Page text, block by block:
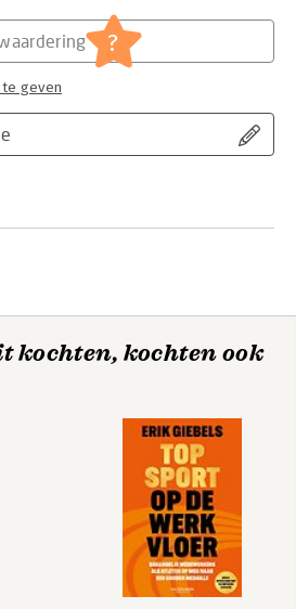
10 Must Reads
?
geven
kochten, kochten ook